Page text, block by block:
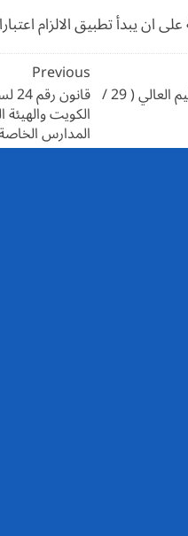
ان يبدأ تطبيق الالزام
Previous
الكويت والهيئة
المدارس الخاصة ( 24 /
قانون رقم 29 لسنة 1966 في شأن تنظيم التعليم العالي ( 29 /